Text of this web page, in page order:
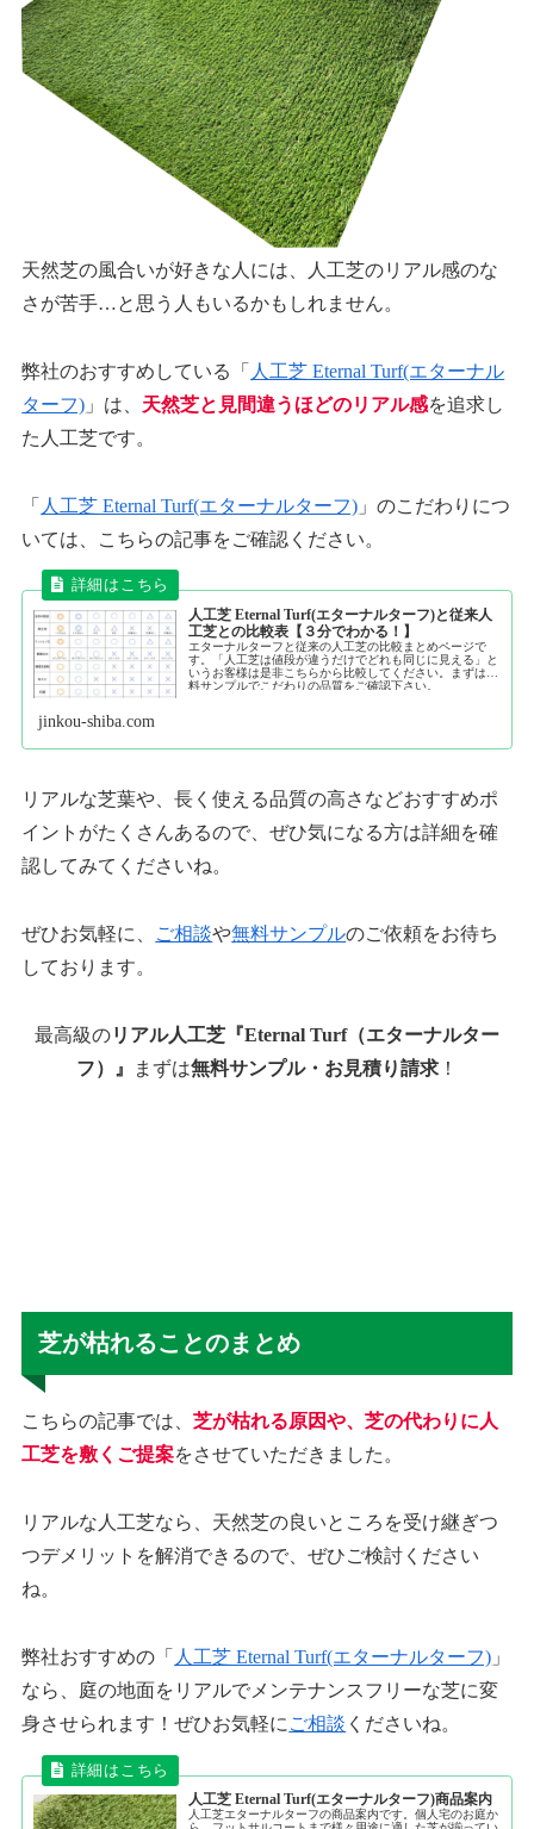
天然芝の風合いが好きな人には、人工芝のリアル感のな
さが苦手…と思う人もいるかもしれません。
弊社のおすすめしている「 人工芝 Eternal Turf(エターナル
ターフ) 」は、 天然芝と見間違うほどのリアル感を追求し
た人工芝です。
「 人工芝 Eternal Turf(エターナルターフ) 」のこだわりにつ
いては、こちらの記事をご確認ください。
人工芝 Eternal Turf(エターナルターフ)と従来人
工芝との比較表【３分でわかる！】
エターナルターフと従来の人工芝の比較まとめページで
す。「人工芝は値段が違うだけでどれも同じに見える」と
いうお客様は是非こちらから比較してください。まずは無
料サンプルでこだわりの品質をご確認下さい。
jinkou-shiba.com
リアルな芝葉や、長く使える品質の高さなどおすすめポ
イントがたくさんあるので、ぜひ気になる方は詳細を確
認してみてくださいね。
ぜひお気軽に、 ご相談や無料サンプルのご依頼をお待ち
しております。
最高級のリアル人工芝『Eternal Turf（エターナルター
フ）』
まずは無料サンプル・お見積り請求 ！
芝が枯れることのまとめ
こちらの記事では、芝が枯れる原因や、芝の代わりに人
工芝を敷くご提案をさせていただきました。
リアルな人工芝なら、天然芝の良いところを受け継ぎつ
つデメリットを解消できるので、ぜひご検討ください
ね。
弊社おすすめの「 人工芝 Eternal Turf(エターナルターフ) 」
なら、庭の地面をリアルでメンテナンスフリーな芝に変
身させられます！ぜひお気軽に ご相談 くださいね。
人工芝 Eternal Turf(エターナルターフ)商品案内
人工芝エターナルターフの商品案内です。個人宅のお庭か